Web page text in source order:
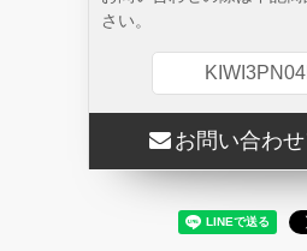
さい。
お問い合わ